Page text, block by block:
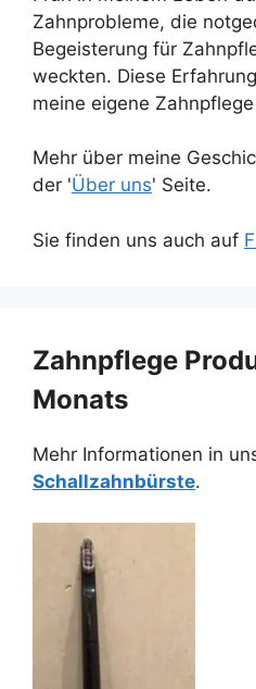
Zahnprobleme, die
Begeisterung für
weckten. Diese
meine eigene
Mehr über meine
der 'Über uns' Seite.
Sie finden uns auch auf
Zahnpflege
Monats
Mehr Informationen in
Schallzahnbürste.